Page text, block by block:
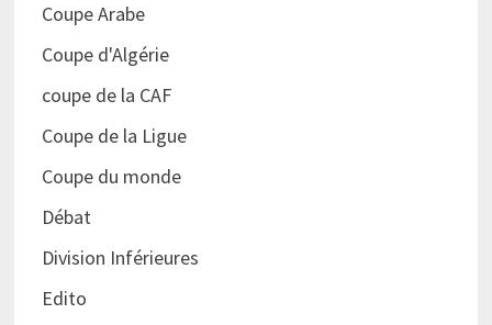
Coupe Arabe
Coupe d'Algérie
coupe de la CAF
Coupe de la Ligue
Coupe du monde
Débat
Division Inférieures
Edito